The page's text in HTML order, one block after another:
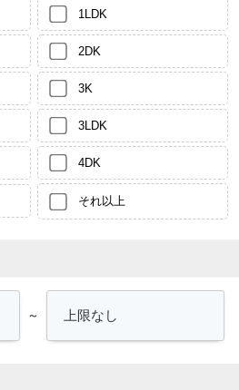
1LDK
2DK
3K
3LDK
4DK
それ以上
～